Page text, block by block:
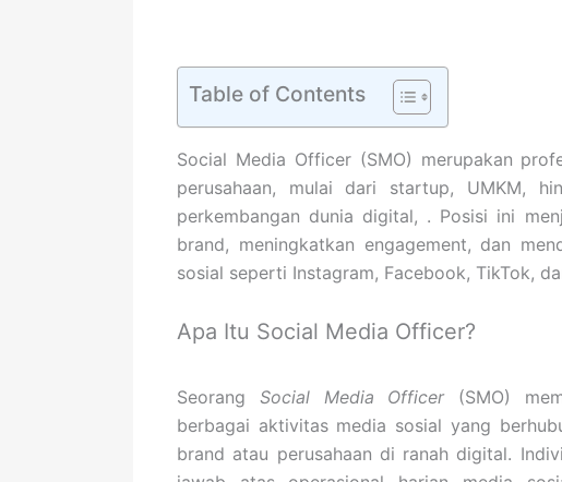
Table of Contents
Social Media Officer (SMO) merupakan
perusahaan, mulai dari startup, UMKM,
perkembangan dunia digital, . Posisi ini
brand, meningkatkan engagement, dan
sosial seperti Instagram, Facebook, TikTok,
Apa Itu Social Media Officer?
Seorang Social Media Officer(SMO)
berbagai aktivitas media sosial yang
brand atau perusahaan di ranah digital.